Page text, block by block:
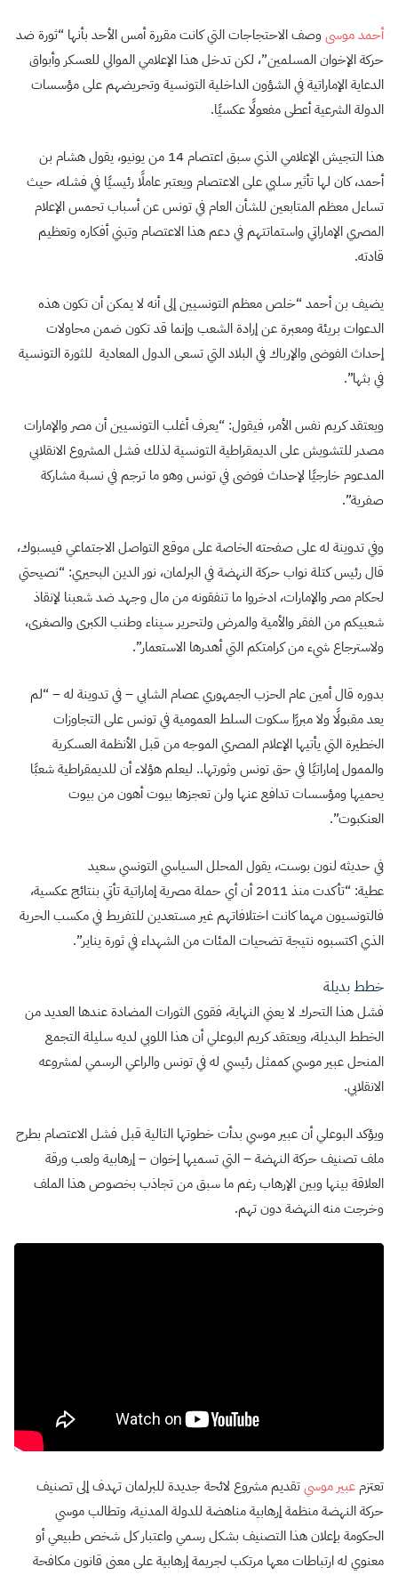
أحمد موسىوصف الاحتجاجات التي كانت مقررة أمس الأحد بأنها “ثورة ضد
حركة الإخوان المسلمين”، لكن تدخل هذا الإعلامي الموالي للعسكر وأبواق
الدعاية الإماراتية في الشؤون الداخلية التونسية وتحريضهم على مؤسسات
الدولة الشرعية أعطى مفعولًا عكسيًا.
هذا التجيش الإعلامي الذي سبق اعتصام 14 من يونيو، يقول هشام بن
أحمد، كان لها تأثير سلبي على الاعتصام ويعتبر عاملًا رئيسيًا في فشله، حيث
تساءل معظم المتابعين للشأن العام في تونس عن أسباب تحمس الإعلام
المصري الإماراتي واستماتتهم في دعم هذا الاعتصام وتبني أفكاره وتعظيم
قادته.
يضيف بن أحمد “خلص معظم التونسيين إلى أنه لا يمكن أن تكون هذه
الدعوات بريئة ومعبرة عن إرادة الشعب وإنما قد تكون ضمن محاولات
إحداث الفوضى والإرباك في البلاد التي تسعى الدول المعادية للثورة التونسية
في بثها”.
ويعتقد كريم نفس الأمر، فيقول: “يعرف أغلب التونسيين أن مصر والإمارات
مصدر للتشويش على الديمقراطية التونسية لذلك فشل المشروع الانقلابي
المدعوم خارجيًا لإحداث فوضى في تونس وهو ما ترجم في نسبة مشاركة
صفرية”.
وفي تدوينة له على صفحته الخاصة على موقع التواصل الاجتماعي فيسبوك،
قال رئيس كتلة نواب حركة النهضة في البرلمان، نور الدين البحيري: “نصيحتي
لحكام مصر والإمارات، ادخروا ما تنفقونه من مال وجهد ضد شعبنا لإنقاذ
شعبيكم من الفقر والأمية والمرض ولتحرير سيناء وطنب الكبرى والصغرى،
ولاسترجاع شيء من كرامتكم التي أهدرها الاستعمار”.
بدوره قال أمين عام الحزب الجمهوري عصام الشابي – في تدوينة له – “لم
يعد مقبولًا ولا مبررًا سكوت السلط العمومية في تونس على التجاوزات
الخطيرة التي يأتيها الإعلام المصري الموجه من قبل الأنظمة العسكرية
والممول إماراتيًا في حق تونس وثورتها.. ليعلم هؤلاء أن للديمقراطية شعبًا
يحميها ومؤسسات تدافع عنها ولن تعجزها بيوت أهون من بيوت
العنكبوت”.
في حديثه لنون بوست، يقول المحلل السياسي التونسي سعيد
عطية: “تأكدت منذ 2011 أن أي حملة مصرية إماراتية تأتي بنتائج عكسية،
فالتونسيون مهما كانت اختلافاتهم غير مستعدين للتفريط في مكسب الحرية
الذي اكتسبوه نتيجة تضحيات المئات من الشهداء في ثورة يناير”.
خطط بديلة
فشل هذا التحرك لا يعني النهاية، فقوى الثورات المضادة عندها العديد من
الخطط البديلة، ويعتقد كريم البوعلي أن هذا اللوبي لديه سليلة التجمع
المنحل عبير موسي كممثل رئيسي له في تونس والراعي الرسمي لمشروعه
الانقلابي.
ويؤكد البوعلي أن عبير موسي بدأت خطوتها التالية قبل فشل الاعتصام بطرح
ملف تصنيف حركة النهضة – التي تسميها إخوان – إرهابية ولعب ورقة
العلاقة بينها وبين الإرهاب رغم ما سبق من تجاذب بخصوص هذا الملف
وخرجت منه النهضة دون تهم.
تعتزم عبير موسيتقديم مشروع لائحة جديدة للبرلمان تهدف إلى تصنيف
حركة النهضة منظمة إرهابية مناهضة للدولة المدنية، وتطالب موسي
الحكومة بإعلان هذا التصنيف بشكل رسمي واعتبار كل شخص طبيعي أو
معنوي له ارتباطات معها مرتكب لجريمة إرهابية على معنى قانون مكافحة